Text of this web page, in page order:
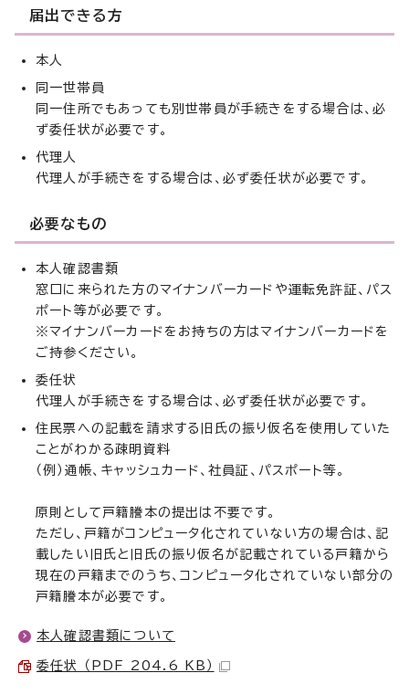
届出できる方
本人
同一世帯員
同一住所でもあっても別世帯員が手続きをする場合は、必
ず委任状が必要です。
代理人
代理人が手続きをする場合は、必ず委任状が必要です。
必要なもの
本人確認書類
窓口に来られた方のマイナンバーカードや運転免許証、パス
ポート等が必要です。
※マイナンバーカードをお持ちの方はマイナンバーカードを
ご持参ください。
委任状
代理人が手続きをする場合は、必ず委任状が必要です。
住民票への記載を請求する旧氏の振り仮名を使用していた
ことがわかる疎明資料
（例）通帳、キャッシュカード、社員証、パスポート等。
原則として戸籍謄本の提出は不要です。
ただし、戸籍がコンピュータ化されていない方の場合は、記
載したい旧氏と旧氏の振り仮名が記載されている戸籍から
現在の戸籍までのうち、コンピュータ化されていない部分の
戸籍謄本が必要です。
本人確認書類について
委任状 （PDF 204.6 KB）